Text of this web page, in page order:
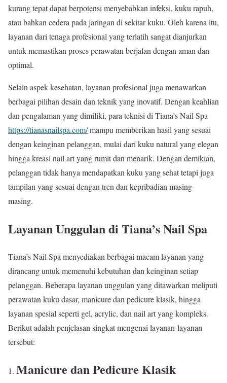
kurang tepat dapat berpotensi menyebabkan infeksi, kuku rapuh,
atau bahkan cedera pada jaringan di sekitar kuku. Oleh karena itu,
layanan dari tenaga profesional yang terlatih sangat dianjurkan
untuk memastikan proses perawatan berjalan dengan aman dan
optimal.
Selain aspek kesehatan, layanan profesional juga menawarkan
berbagai pilihan desain dan teknik yang inovatif. Dengan keahlian
dan pengalaman yang dimiliki, para teknisi di Tiana’s Nail Spa
https://tianasnailspa.com/mampu memberikan hasil yang sesuai
dengan keinginan pelanggan, mulai dari kuku natural yang elegan
hingga kreasi nail art yang rumit dan menarik. Dengan demikian,
pelanggan tidak hanya mendapatkan kuku yang sehat tetapi juga
tampilan yang sesuai dengan tren dan kepribadian masing-
masing.
Layanan Unggulan di Tiana’s Nail Spa
Tiana’s Nail Spa menyediakan berbagai macam layanan yang
dirancang untuk memenuhi kebutuhan dan keinginan setiap
pelanggan. Beberapa layanan unggulan yang ditawarkan meliputi
perawatan kuku dasar, manicure dan pedicure klasik, hingga
layanan spesial seperti gel, acrylic, dan nail art yang kompleks.
Berikut adalah penjelasan singkat mengenai layanan-layanan
tersebut:
Manicure dan Pedicure Klasik